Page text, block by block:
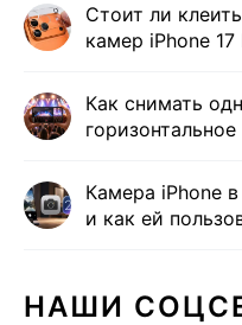
Стоит ли
камер iPhone
Как снимать
Камера iPhone
и как ей
НАШИ